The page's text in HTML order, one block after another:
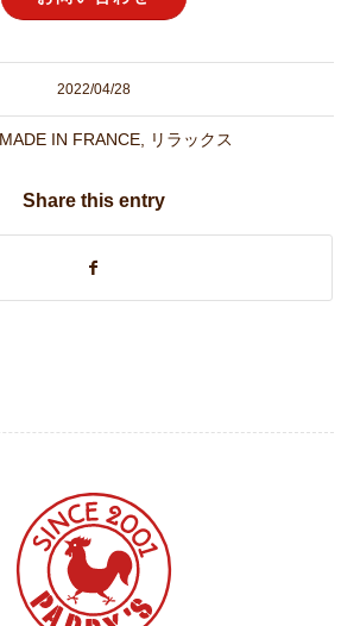
2022/04/28
MADE IN FRANCE リラックス
Share this entry